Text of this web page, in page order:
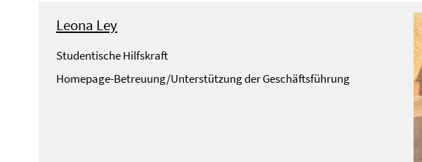
Leona Ley
Studentische Hilfskraft
Homepage-Betreuung/Unterstützung der Geschäftsführung